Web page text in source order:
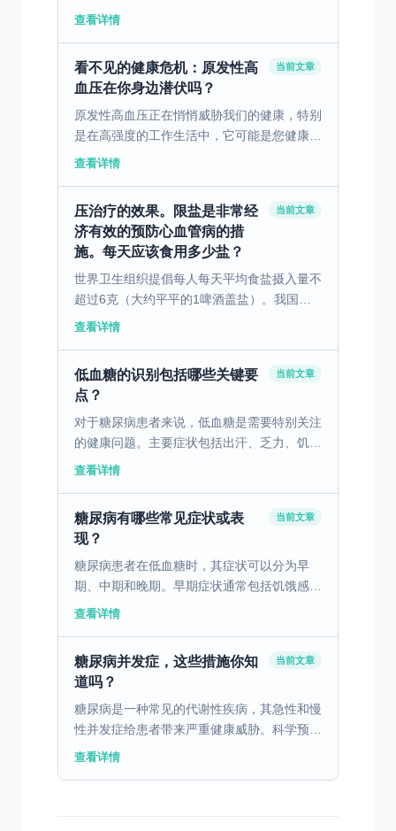
出血，发生在我们肉眼看不见的眼球内部，需
查看详情
看不见的健康危机：原发性高
血压在你身边潜伏吗？
当前文章
原发性高血压正在悄悄威胁我们的健康，特别
是在高强度的工作生活中，它可能是您健康的
隐形杀手。 一、原发性高血压的定义与多重
查看详情
压治疗的效果。限盐是非常经
济有效的预防心血管病的措
施。每天应该食用多少盐？
当前文章
世界卫生组织提倡每人每天平均食盐摄入量不
超过6克（大约平平的1啤酒盖盐）。我国城
乡居民平均每日每人盐摄入量为12克，北方
查看详情
低血糖的识别包括哪些关键要
点？
当前文章
对于糖尿病患者来说，低血糖是需要特别关注
的健康问题。主要症状包括出汗、乏力、饥饿
感、头晕和心悸，这些症状往往在发生低血糖
查看详情
糖尿病有哪些常见症状或表
现？
当前文章
糖尿病患者在低血糖时，其症状可以分为早
期、中期和晚期。早期症状通常包括饥饿感、
头晕、出汗以及心悸。这些症状的出现往往是
查看详情
糖尿病并发症，这些措施你知
道吗？
当前文章
糖尿病是一种常见的代谢性疾病，其急性和慢
性并发症给患者带来严重健康威胁。科学预防
这些并发症是糖尿病管理中的重要环节。
查看详情